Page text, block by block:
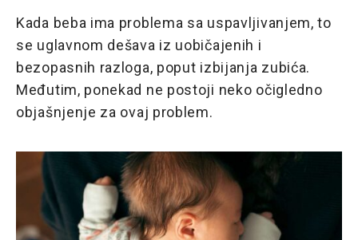
Kada beba ima problema sa uspavljivanjem, to
se uglavnom dešava iz uobičajenih i
bezopasnih razloga, poput izbijanja zubića.
Međutim, ponekad ne postoji neko očigledno
objašnjenje za ovaj problem.